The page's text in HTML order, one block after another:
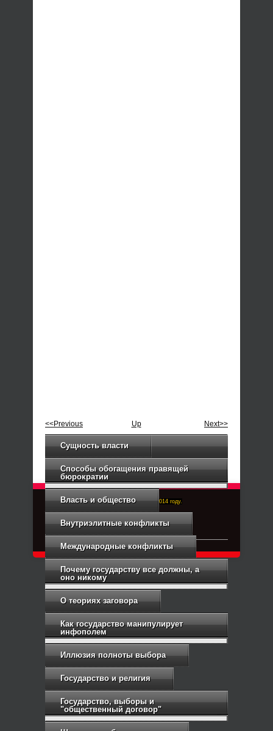
<<Previous Up Next>>
Сущность власти
Способы обогащения правящей
бюрократии
Власть и общество
Внутриэлитные конфликты
Международные конфликты
Почему государству все должны, а
оно никому
О теориях заговора
Как государство манипулирует
инфополем
Иллюзия полноты выбора
Государство и религия
Государство, выборы и
"общественный договор"
Right-Dexter-ПРАВЫЙ ФРОНТ. Основан в 2014 году.
Связь с администрацией